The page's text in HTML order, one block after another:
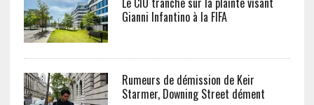
Gianni Infantino à la FIFA
Rumeurs de démission de Keir
Starmer, Downing Street dément